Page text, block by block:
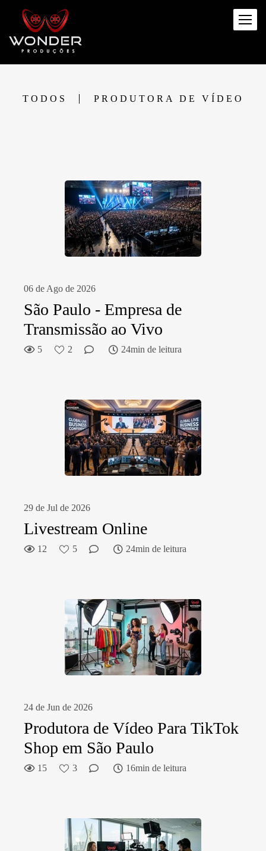
TODOS PRODUTORA DE VÍDEO
06 de Ago de 2026
São Paulo - Empresa de
Transmissão ao Vivo
5 2 24min de leitura
29 de Jul de 2026
Livestream Online
12 5 24min de leitura
24 de Jun de 2026
Produtora de Vídeo Para TikTok
Shop em São Paulo
15 3 16min de leitura